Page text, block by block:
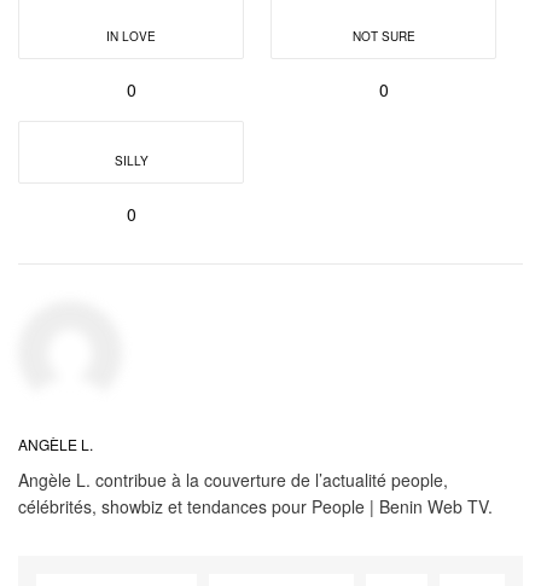
IN LOVE
0
NOT SURE
0
SILLY
0
ANGÈLE L.
Angèle L. contribue à la couverture de l’actualité people,
célébrités, showbiz et tendances pour People | Benin Web TV.